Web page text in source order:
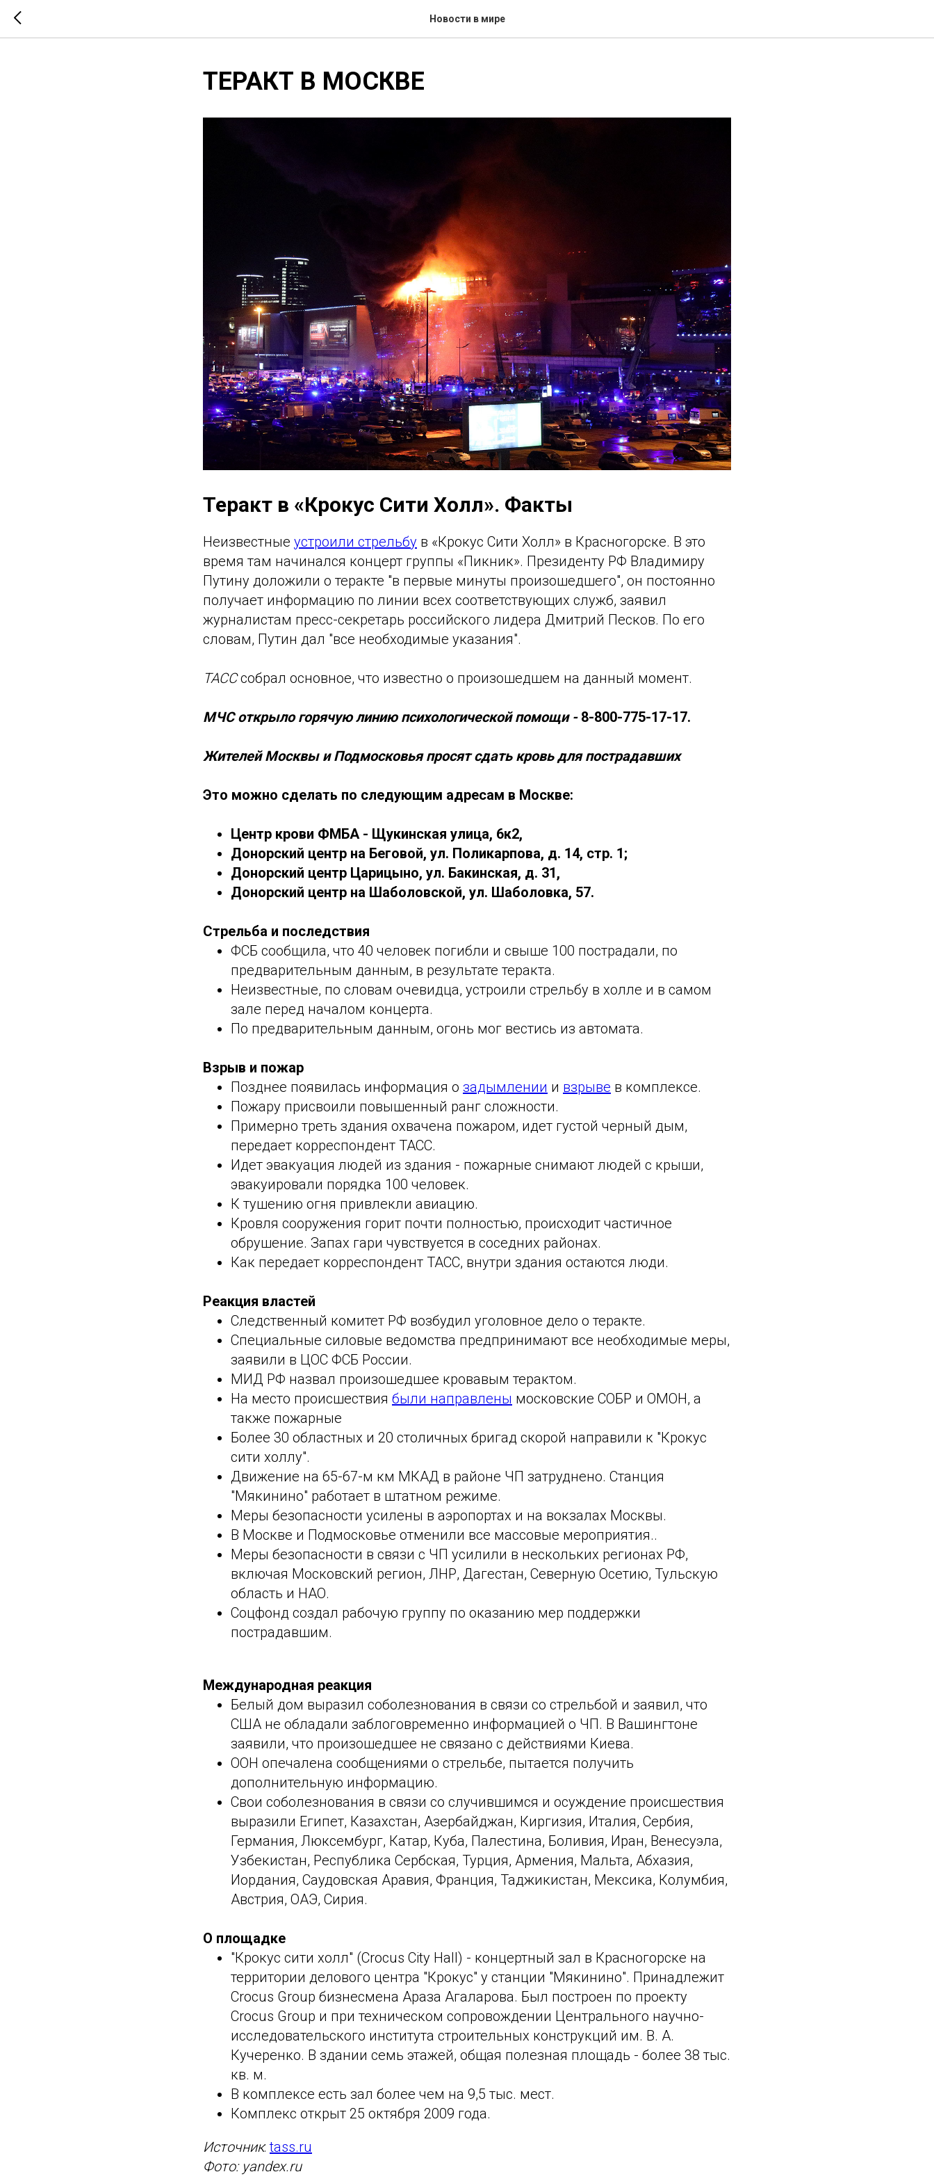
Новости в мире
ТЕРАКТ В МОСКВЕ
Теракт в «Крокус Сити Холл». Факты
Неизвестные устроили стрельбу в «Крокус Сити Холл» в Красногорске. В это
время там начинался концерт группы «Пикник». Президенту РФ Владимиру
Путину доложили о теракте "в первые минуты произошедшего", он постоянно
получает информацию по линии всех соответствующих служб, заявил
журналистам пресс-секретарь российского лидера Дмитрий Песков. По его
словам, Путин дал "все необходимые указания".
ТАССсобрал основное, что известно о произошедшем на данный момент.
МЧС открыло горячую линию психологической помощи - 8-800-775-17-17.
Жителей Москвы и Подмосковья просят сдать кровь для пострадавших
Это можно сделать по следующим адресам в Москве:
Центр крови ФМБА - Щукинская улица, 6к2,
Донорский центр на Беговой, ул. Поликарпова, д. 14, стр. 1;
Донорский центр Царицыно, ул. Бакинская, д. 31,
Донорский центр на Шаболовской, ул. Шаболовка, 57.
Стрельба и последствия
ФСБ сообщила, что 40 человек погибли и свыше 100 пострадали, по
предварительным данным, в результате теракта.
Неизвестные, по словам очевидца, устроили стрельбу в холле и в самом
зале перед началом концерта.
По предварительным данным, огонь мог вестись из автомата.
Взрыв и пожар
Позднее появилась информация о задымлении и взрыве в комплексе.
Пожару присвоили повышенный ранг сложности.
Примерно треть здания охвачена пожаром, идет густой черный дым,
передает корреспондент ТАСС.
Идет эвакуация людей из здания - пожарные снимают людей с крыши,
эвакуировали порядка 100 человек.
К тушению огня привлекли авиацию.
Кровля сооружения горит почти полностью, происходит частичное
обрушение. Запах гари чувствуется в соседних районах.
Как передает корреспондент ТАСС, внутри здания остаются люди.
Реакция властей
Следственный комитет РФ возбудил уголовное дело о теракте.
Специальные силовые ведомства предпринимают все необходимые меры,
заявили в ЦОС ФСБ России.
МИД РФ назвал произошедшее кровавым терактом.
На место происшествия были направлены московские СОБР и ОМОН, а
также пожарные
Более 30 областных и 20 столичных бригад скорой направили к "Крокус
сити холлу".
Движение на 65-67-м км МКАД в районе ЧП затруднено. Станция
"Мякинино" работает в штатном режиме.
Меры безопасности усилены в аэропортах и на вокзалах Москвы.
В Москве и Подмосковье отменили все массовые мероприятия..
Меры безопасности в связи с ЧП усилили в нескольких регионах РФ,
включая Московский регион, ЛНР, Дагестан, Северную Осетию, Тульскую
область и НАО.
Соцфонд создал рабочую группу по оказанию мер поддержки
пострадавшим.
Международная реакция
Белый дом выразил соболезнования в связи со стрельбой и заявил, что
США не обладали заблоговременно информацией о ЧП. В Вашингтоне
заявили, что произошедшее не связано с действиями Киева.
ООН опечалена сообщениями о стрельбе, пытается получить
дополнительную информацию.
Свои соболезнования в связи со случившимся и осуждение происшествия
выразили Египет, Казахстан, Азербайджан, Киргизия, Италия, Сербия,
Германия, Люксембург, Катар, Куба, Палестина, Боливия, Иран, Венесуэла,
Узбекистан, Республика Сербская, Турция, Армения, Мальта, Абхазия,
Иордания, Саудовская Аравия, Франция, Таджикистан, Мексика, Колумбия,
Австрия, ОАЭ, Сирия.​
О площадке
"Крокус сити холл" (Crocus City Hall) - концертный зал в Красногорске на
территории делового центра "Крокус" у станции "Мякинино". Принадлежит
Crocus Group бизнесмена Араза Агаларова. Был построен по проекту
Crocus Group и при техническом сопровождении Центрального научно-
исследовательского института строительных конструкций им. В. А.
Кучеренко. В здании семь этажей, общая полезная площадь - более 38 тыс.
кв. м.
В комплексе есть зал более чем на 9,5 тыс. мест.
Комплекс открыт 25 октября 2009 года.
Источник:tass.ru
Фото: yandex.ru